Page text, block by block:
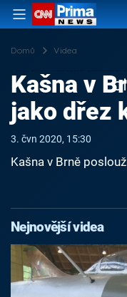
Domů Videa
Kašna v
jako dřez
3. čvn 2020, 15:30
Kašna v Brně
Nejnovější videa